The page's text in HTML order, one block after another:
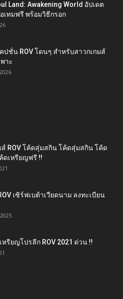
Land: Awakening World อัปเดต
เทมฟรี พร้อมวิธีกรอก
ปชั่น ROV โดนๆ สำหรับสาวกเกมส์
าะ
ส์ ROV โค้ดสุ่มสกิน โค้ดสุ่มสกิน โค้ด
ดเหรียญฟรี !!
เซิร์ฟเบต้าเวียดนาม ลงทะเบียน
รียญโปรลีก ROV 2021 ด่วน !!